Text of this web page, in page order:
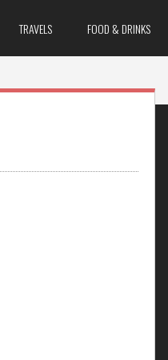
TRAVELS FOOD & DRINKS